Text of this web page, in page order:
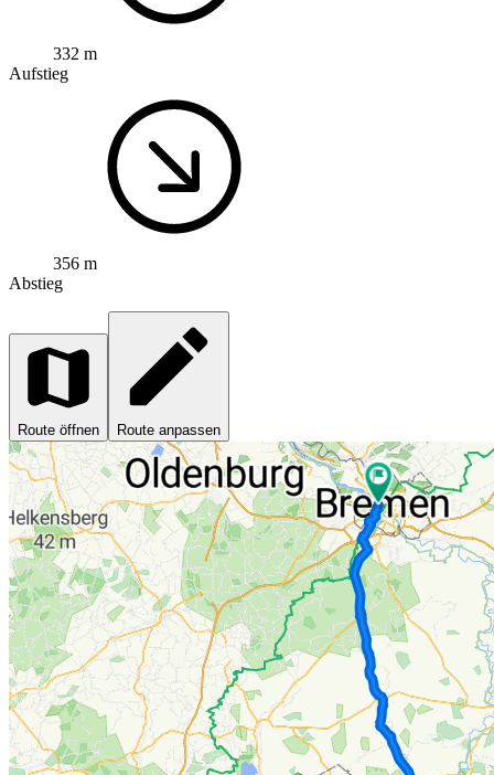
332 m
Aufstieg
356 m
Abstieg
Route öffnen Route anpassen